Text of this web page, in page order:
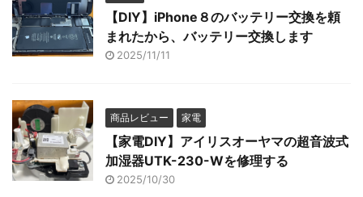
【DIY】iPhone８のバッテリー交換を頼
まれたから、バッテリー交換します
2025/11/11
商品レビュー 家電
【家電DIY】アイリスオーヤマの超音波式
加湿器UTK-230-Wを修理する
2025/10/30